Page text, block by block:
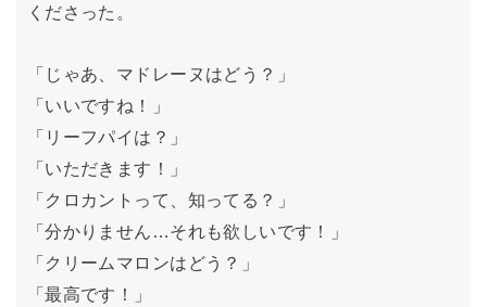
くださった。
「じゃあ、マドレーヌはどう？」
「いいですね！」
「リーフパイは？」
「いただきます！」
「クロカントって、知ってる？」
「分かりません…それも欲しいです！」
「クリームマロンはどう？」
「最高です！」